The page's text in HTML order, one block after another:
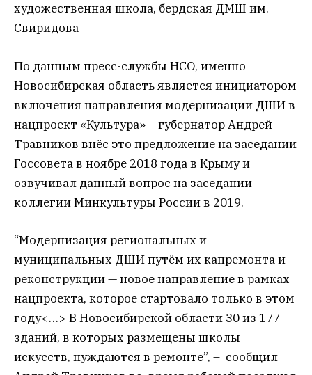
художественная школа, бердская ДМШ им.
Свиридова
По данным пресс-службы НСО, именно
Новосибирская область является инициатором
включения направления модернизации ДШИ в
нацпроект «Культура» – губернатор Андрей
Травников внёс это предложение на заседании
Госсовета в ноябре 2018 года в Крыму и
озвучивал данный вопрос на заседании
коллегии Минкультуры России в 2019.
“Модернизация региональных и
муниципальных ДШИ путём их капремонта и
реконструкции — новое направление в рамках
нацпроекта, которое стартовало только в этом
году<…> В Новосибирской области 30 из 177
зданий, в которых размещены школы
искусств, нуждаются в ремонте”, – сообщил